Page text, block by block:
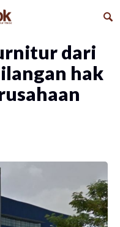
dari
hak